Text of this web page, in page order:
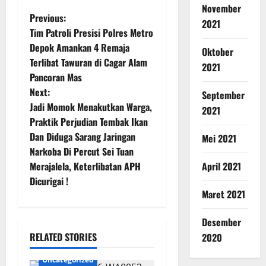
Previous:
Tim Patroli Presisi Polres Metro
Depok Amankan 4 Remaja
Terlibat Tawuran di Cagar Alam
Pancoran Mas
Next:
Jadi Momok Menakutkan Warga,
Praktik Perjudian Tembak Ikan
Dan Diduga Sarang Jaringan
Narkoba Di Percut Sei Tuan
Merajalela, Keterlibatan APH
Dicurigai !
RELATED STORIES
Uncategorized
November
2021
Oktober
2021
September
2021
Mei 2021
April 2021
Maret 2021
Desember
2020